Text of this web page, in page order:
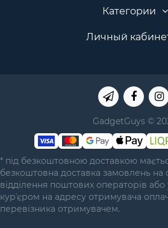
Категории
Личный
GadgetGuys ©
* під безкоштовною доставкою
безкоштовна доставка замовлень на
відділення поштових операторів
курʼєром на адресу отримувача
перевізника отримувачем.